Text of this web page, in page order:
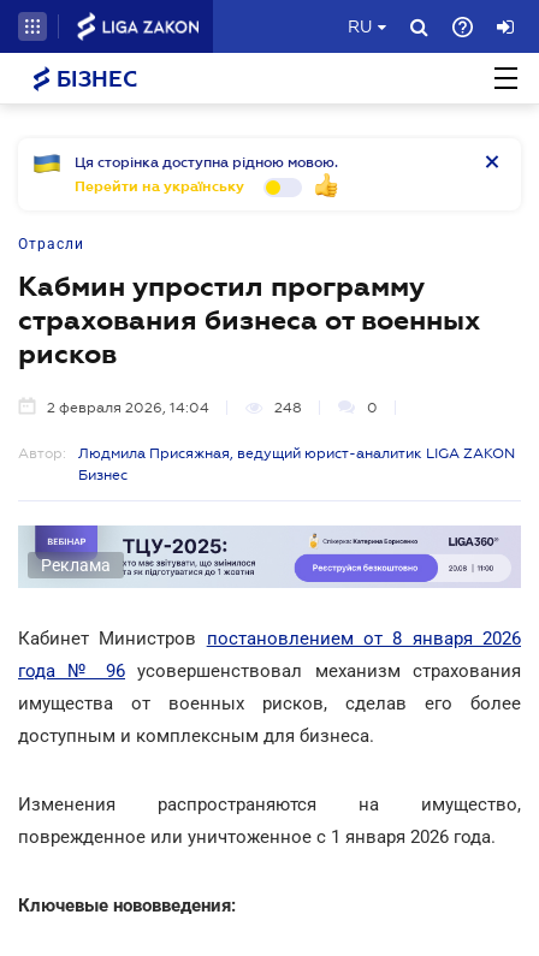
RU
БІЗНЕС
Ця сторінка доступна рідною мовою.
Перейти на українську
Отрасли
Кабмин упростил программу
страхования бизнеса от военных
рисков
2 февраля 2026, 14:04 248 0
Автор:
Людмила Присяжная, ведущий юрист-аналитик LIGA ZAKON
Бизнес
Реклама
Кабинет Министров постановлением от 8 января 2026
года № 96 усовершенствовал механизм страхования
имущества от военных рисков, сделав его более
доступным и комплексным для бизнеса.
Изменения распространяются на имущество,
поврежденное или уничтоженное с 1 января 2026 года.
Ключевые нововведения: